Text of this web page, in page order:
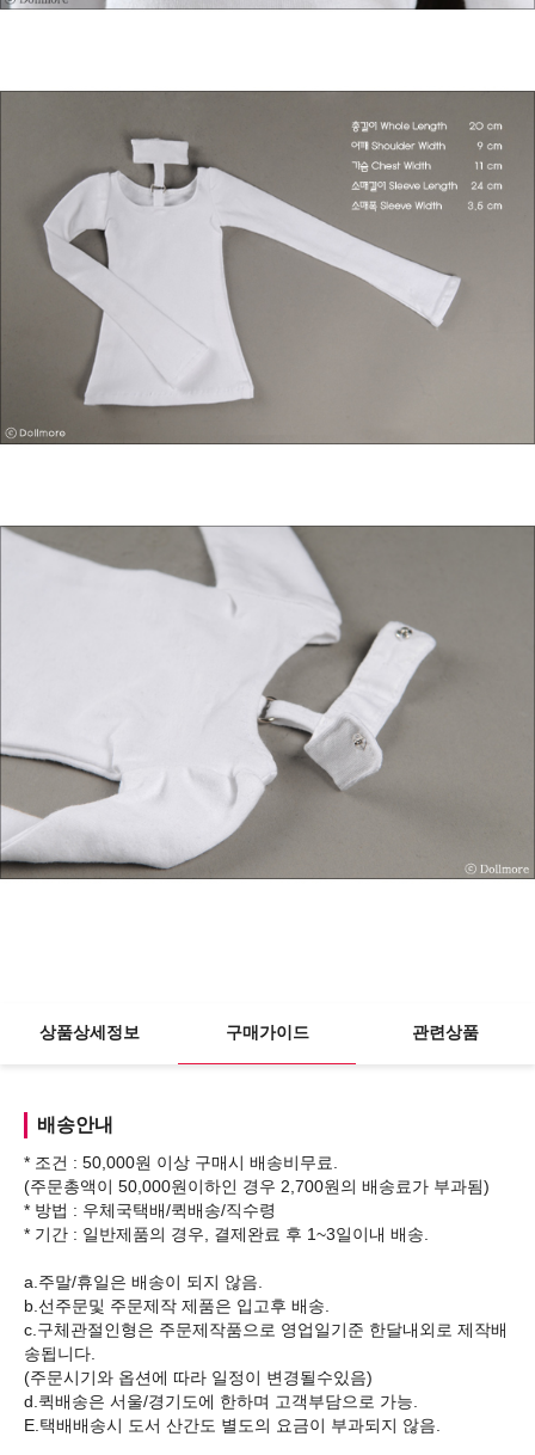
상품상세정보 구매가이드 관련상품
배송안내
* 조건 : 50,000원 이상 구매시 배송비무료.
(주문총액이 50,000원이하인 경우 2,700원의 배송료가 부과됨)
* 방법 : 우체국택배/퀵배송/직수령
* 기간 : 일반제품의 경우, 결제완료 후 1~3일이내 배송.
a.주말/휴일은 배송이 되지 않음.
b.선주문및 주문제작 제품은 입고후 배송.
c.구체관절인형은 주문제작품으로 영업일기준 한달내외로 제작배
송됩니다.
(주문시기와 옵션에 따라 일정이 변경될수있음)
d.퀵배송은 서울/경기도에 한하며 고객부담으로 가능.